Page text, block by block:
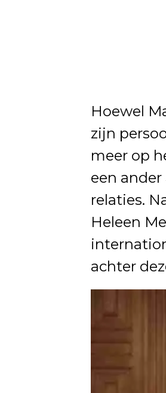
Hoewel
zijn
meer op
een
relaties.
Heleen
achter